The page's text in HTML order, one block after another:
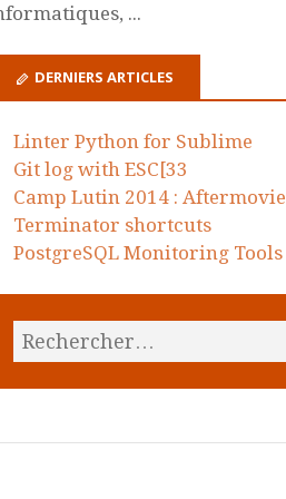
...
DERNIERS ARTICLES
Linter Python for Sublime
Git log with ESC[33
Camp Lutin 2014 : Aftermovie
Terminator shortcuts
PostgreSQL Monitoring Tools